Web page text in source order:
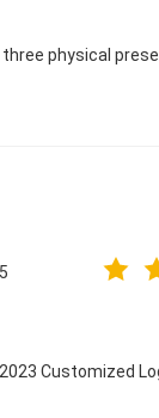
physical
Customized